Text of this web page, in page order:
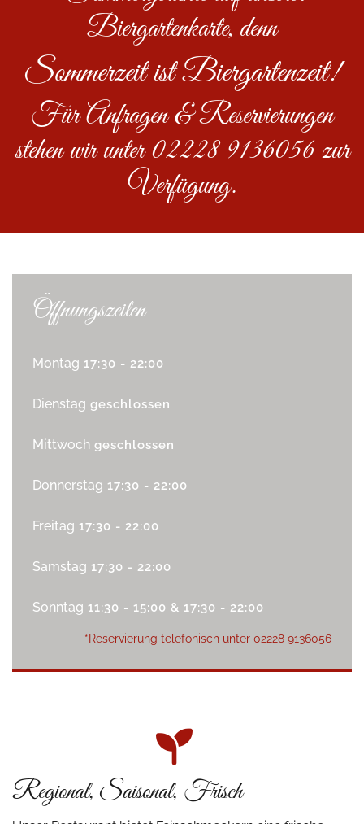
Biergartenkarte, denn
Sommerzeit ist Biergartenzeit!
Für Anfragen & Reservierungen
stehen wir unter 02228 9136056 zur
Verfügung.
Öffnungszeiten
Montag 17:30 - 22:00
Dienstag geschlossen
Mittwoch geschlossen
Donnerstag 17:30 - 22:00
Freitag 17:30 - 22:00
Samstag 17:30 - 22:00
Sonntag 11:30 - 15:00 & 17:30 - 22:00
*Reservierung telefonisch unter 02228 9136056
Regional, Saisonal, Frisch